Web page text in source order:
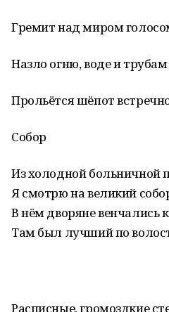
Гремит над миром
Назло огню, воде и
Прольётся шёпот
Собор
Из холодной больничной
Я смотрю на великий
В нём дворяне венчались
Там был лучший по
Расписные, громоздкие